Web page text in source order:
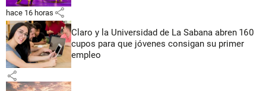
hace 16 horas share
Claro y la Universidad de La Sabana abren 160
cupos para que jóvenes consigan su primer
empleo
share